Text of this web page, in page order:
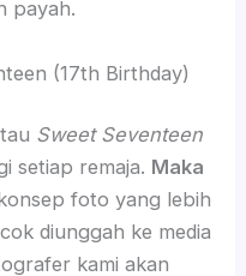
payah.
(17th Birthday)
Sweet Seventeen
setiap remaja. Maka
foto yang lebih
diunggah ke media
kami akan